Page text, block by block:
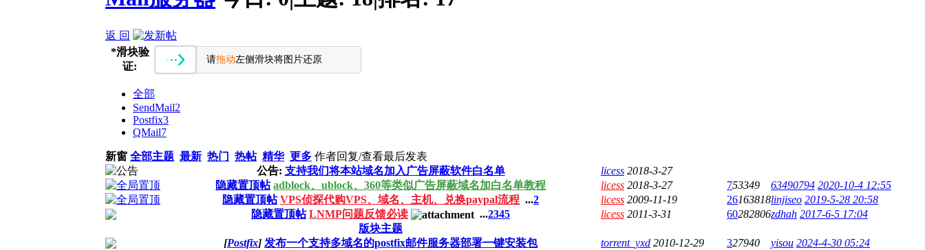
返 回
*滑块验
证:
请拖动左侧滑块将图片还原
全部
SendMail2
Postfix3
QMail7
新窗 全部主题 最新 热门 热帖 精华 更多 作者回复/查看最后发表
公告: 支持我们将本站域名加入广告屏蔽软件白名单 licess 2018-3-27
隐藏置顶帖 adblock、ublock、360等类似广告屏蔽域名加白名单教程 licess 2018-3-27 753349 63490794 2020-10-4 12:55
隐藏置顶帖 VPS侦探代购VPS、域名、主机、兑换paypal流程 ...2 licess 2009-11-19 26163818linjiseo 2019-5-28 20:58
隐藏置顶帖 LNMP问题反馈必读 ...2345 licess 2011-3-31 60282806zdhah 2017-6-5 17:04
版块主题
[Postfix] 发布一个支持多域名的postfix邮件服务器部署一键安装包 torrent_yxd 2010-12-29 327940 yisou 2024-4-30 05:24